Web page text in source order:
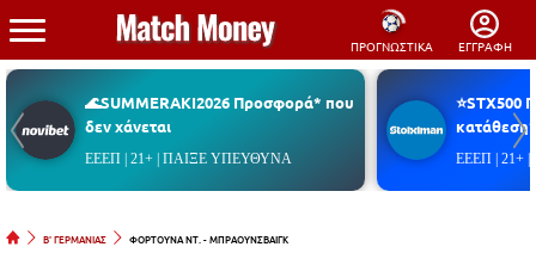
ΠΡΟΓΝΩΣΤΙΚΑ ΕΓΓΡΑΦΗ
🌊SUMMERAKI2026 Προσφορά* που
δεν χάνεται
ΕΕΕΠ | 21+ | ΠΑΙΞΕ ΥΠΕΥΘΥΝΑ
⭐STX500
ΕΕΕΠ | 21+
Β' ΓΕΡΜΑΝΙΑΣ ΦΟΡΤOΥΝΑ ΝΤ. - ΜΠΡΑΟΥΝΣΒΑΙΓΚ